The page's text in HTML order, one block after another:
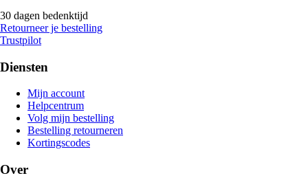
30 dagen bedenktijd
Retourneer je bestelling
Trustpilot
Diensten
Mijn account
Helpcentrum
Volg mijn bestelling
Bestelling retourneren
Kortingscodes
Over